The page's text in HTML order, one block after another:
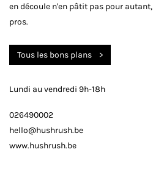
en découle n'en pâtit pas pour
pros.
Tous les bons plans
Lundi au vendredi 9h-18h
026490002
hello@hushrush.be
www.hushrush.be